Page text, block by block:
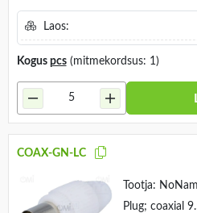
Laos:
Kogus pcs(mitmekordsus: 1)
COAX-GN-LC
Tootja:
Plug; coaxial